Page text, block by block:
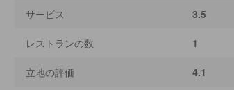
サービス 3.5
レストランの数 1
立地の評価 4.1